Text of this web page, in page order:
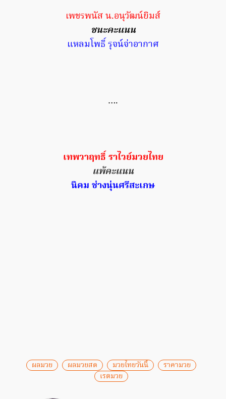
เพชรพนัส น.อนุวัฒน์ยิมส์
ชนะคะแนน
แหลมโพธิ์ รุจน์จ่าอากาศ
….
เทพวาฤทธิ์ ราไวย์มวยไทย
แพ้คะแนน
นิคม ช่างนุ่นศรีสะเกษ
ผลมวย ผลมวยสด มวยไทยวันนี้
ราคามวย
เรตมวย